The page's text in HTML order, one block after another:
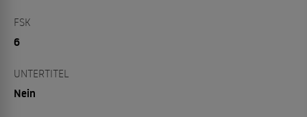
FSK
6
UNTERTITEL
Nein